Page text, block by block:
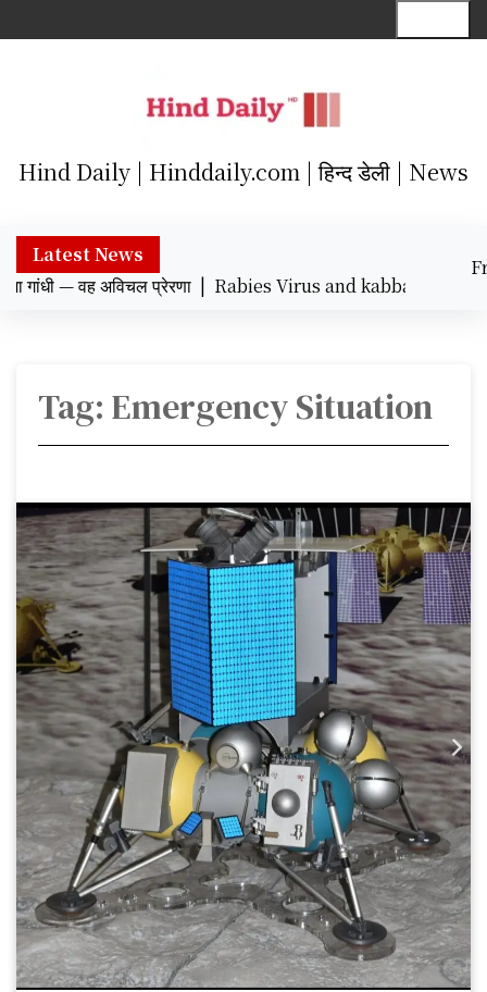
k
Hind Daily | Hinddaily.com | हिन्द डेली | News
Latest News
— वह अविचल प्रेरणा | Rabies Virus and kabbadi khiladi :
Tag: Emergency Situation